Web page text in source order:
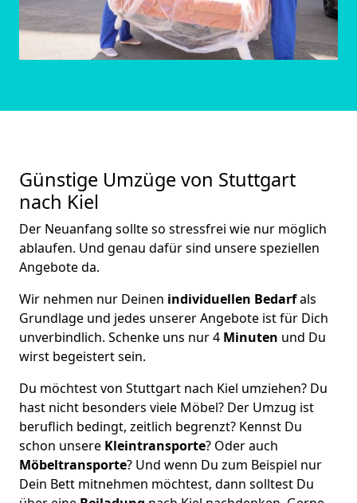
Günstige Umzüge von Stuttgart
nach Kiel
Der Neuanfang sollte so stressfrei wie nur möglich
ablaufen. Und genau dafür sind unsere speziellen
Angebote da.
Wir nehmen nur Deinen individuellen Bedarfals
Grundlage und jedes unserer Angebote ist für Dich
unverbindlich. Schenke uns nur 4 Minuten und Du
wirst begeistert sein.
Du möchtest von Stuttgart nach Kiel umziehen? Du
hast nicht besonders viele Möbel? Der Umzug ist
beruflich bedingt, zeitlich begrenzt? Kennst Du
schon unsere Kleintransporte? Oder auch
Möbeltransporte? Und wenn Du zum Beispiel nur
Dein Bett mitnehmen möchtest, dann solltest Du